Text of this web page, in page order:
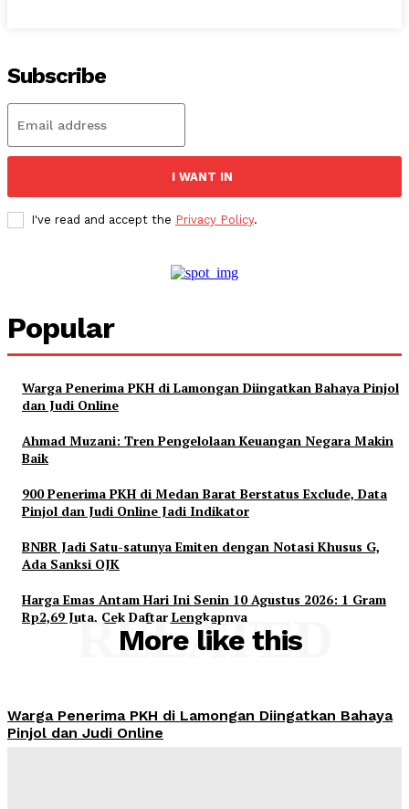
Subscribe
I WANT IN
I've read and accept the Privacy Policy.
Popular
Warga Penerima PKH di Lamongan Diingatkan Bahaya Pinjol
dan Judi Online
Ahmad Muzani: Tren Pengelolaan Keuangan Negara Makin
Baik
900 Penerima PKH di Medan Barat Berstatus Exclude, Data
Pinjol dan Judi Online Jadi Indikator
BNBR Jadi Satu-satunya Emiten dengan Notasi Khusus G,
Ada Sanksi OJK
Harga Emas Antam Hari Ini Senin 10 Agustus 2026: 1 Gram
Rp2,69 Juta, Cek Daftar Lengkapnya
More like this
RELATED
Warga Penerima PKH di Lamongan Diingatkan Bahaya
Pinjol dan Judi Online